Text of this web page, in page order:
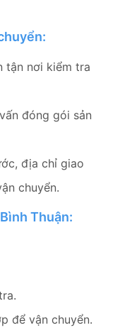
tận nơi kiểm tra
đóng gói sản
địa chỉ giao
chuyển.
Thuận:
để vận chuyển.